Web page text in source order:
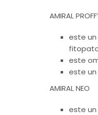
AMIRAL
este
este
este
AMIRAL NEO
este